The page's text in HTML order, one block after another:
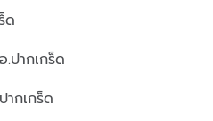
ด
.ปากเกร็ด
ากเกร็ด